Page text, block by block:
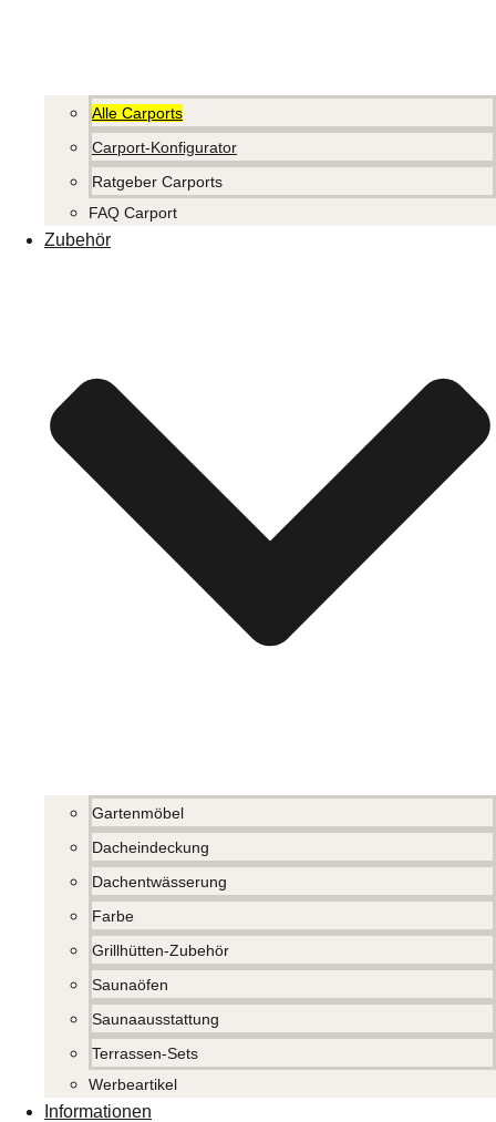
Alle Carports
Carport-Konfigurator
Ratgeber Carports
FAQ Carport
Zubehör
Gartenmöbel
Dacheindeckung
Dachentwässerung
Farbe
Grillhütten-Zubehör
Saunaöfen
Saunaausstattung
Terrassen-Sets
Werbeartikel
Informationen